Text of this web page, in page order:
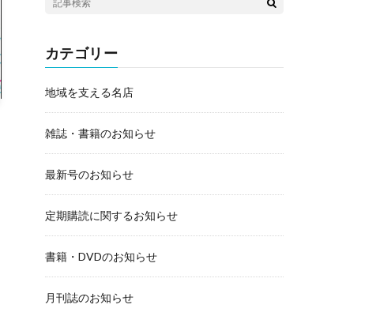
カテゴリー
地域を支える名店
雑誌・書籍のお知らせ
最新号のお知らせ
定期購読に関するお知らせ
書籍・DVDのお知らせ
月刊誌のお知らせ